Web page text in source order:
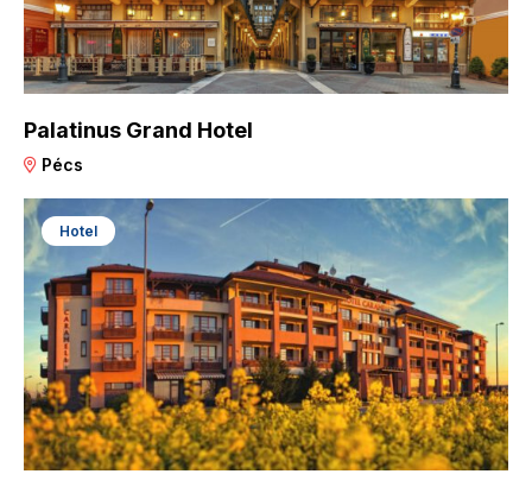
Palatinus Grand Hotel
Pécs
Hotel